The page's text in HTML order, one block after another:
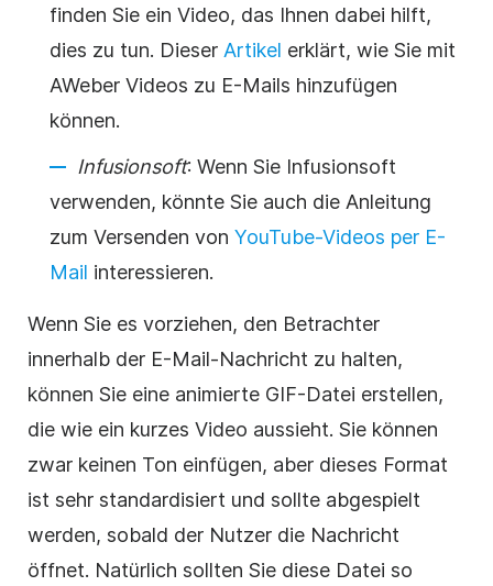
finden Sie ein Video, das Ihnen dabei hilft,
dies zu tun. Dieser Artikel erklärt, wie Sie mit
AWeber Videos zu E-Mails hinzufügen
können.
Infusionsoft: Wenn Sie Infusionsoft
verwenden, könnte Sie auch die Anleitung
zum Versenden von YouTube-Videos per E-
Mail interessieren.
Wenn Sie es vorziehen, den Betrachter
innerhalb der E-Mail-Nachricht zu halten,
können Sie eine animierte GIF-Datei erstellen,
die wie ein kurzes Video aussieht. Sie können
zwar keinen Ton einfügen, aber dieses Format
ist sehr standardisiert und sollte abgespielt
werden, sobald der Nutzer die Nachricht
öffnet. Natürlich sollten Sie diese Datei so